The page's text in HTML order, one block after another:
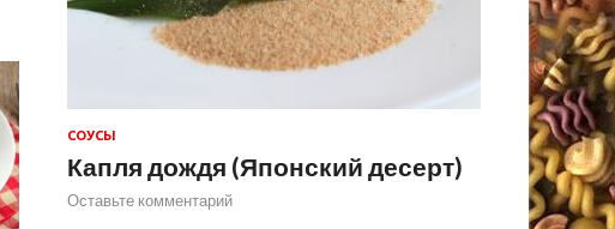
СОУСЫ
Капля дождя (Японский десерт)
Оставьте комментарий